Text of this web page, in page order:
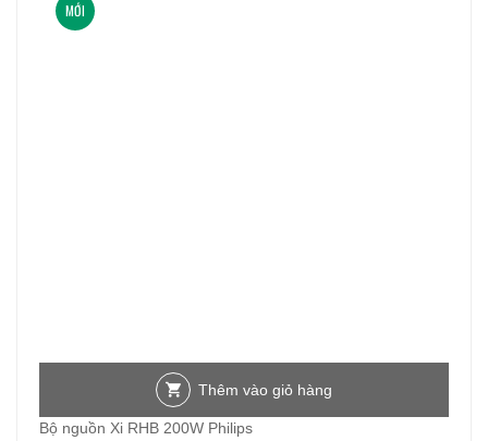
MỚI
Thêm vào giỏ hàng
Bộ nguồn Xi RHB 200W Philips